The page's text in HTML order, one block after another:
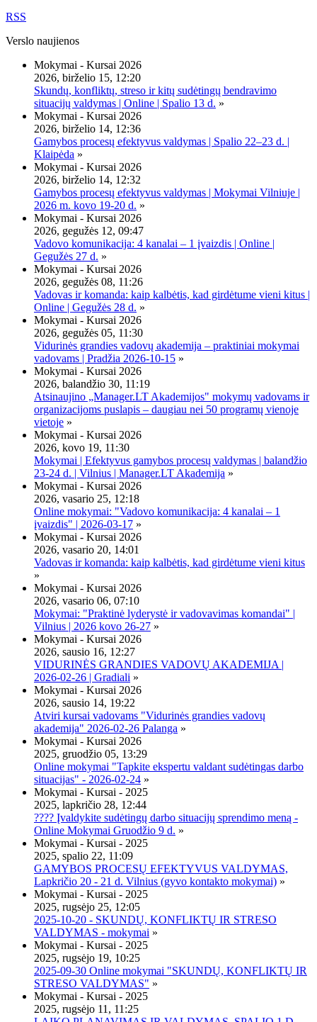
RSS
Verslo naujienos
Mokymai - Kursai 2026
2026, birželio 15, 12:20
Skundų, konfliktų, streso ir kitų sudėtingų bendravimo
situacijų valdymas | Online | Spalio 13 d. »
Mokymai - Kursai 2026
2026, birželio 14, 12:36
Gamybos procesų efektyvus valdymas | Spalio 22–23 d. |
Klaipėda »
Mokymai - Kursai 2026
2026, birželio 14, 12:32
Gamybos procesų efektyvus valdymas | Mokymai Vilniuje |
2026 m. kovo 19-20 d. »
Mokymai - Kursai 2026
2026, gegužės 12, 09:47
Vadovo komunikacija: 4 kanalai – 1 įvaizdis | Online |
Gegužės 27 d. »
Mokymai - Kursai 2026
2026, gegužės 08, 11:26
Vadovas ir komanda: kaip kalbėtis, kad girdėtume vieni kitus |
Online | Gegužės 28 d. »
Mokymai - Kursai 2026
2026, gegužės 05, 11:30
Vidurinės grandies vadovų akademija – praktiniai mokymai
vadovams | Pradžia 2026-10-15 »
Mokymai - Kursai 2026
2026, balandžio 30, 11:19
Atsinaujino „Manager.LT Akademijos" mokymų vadovams ir
organizacijoms puslapis – daugiau nei 50 programų vienoje
vietoje »
Mokymai - Kursai 2026
2026, kovo 19, 11:30
Mokymai | Efektyvus gamybos procesų valdymas | balandžio
23-24 d. | Vilnius | Manager.LT Akademija »
Mokymai - Kursai 2026
2026, vasario 25, 12:18
Online mokymai: "Vadovo komunikacija: 4 kanalai – 1
įvaizdis" | 2026-03-17 »
Mokymai - Kursai 2026
2026, vasario 20, 14:01
Vadovas ir komanda: kaip kalbėtis, kad girdėtume vieni kitus
»
Mokymai - Kursai 2026
2026, vasario 06, 07:10
Mokymai: "Praktinė lyderystė ir vadovavimas komandai" |
Vilnius | 2026 kovo 26-27 »
Mokymai - Kursai 2026
2026, sausio 16, 12:27
VIDURINĖS GRANDIES VADOVŲ AKADEMIJA |
2026-02-26 | Gradiali »
Mokymai - Kursai 2026
2026, sausio 14, 19:22
Atviri kursai vadovams "Vidurinės grandies vadovų
akademija" 2026-02-26 Palanga »
Mokymai - Kursai 2026
2025, gruodžio 05, 13:29
Online mokymai "Tapkite ekspertu valdant sudėtingas darbo
situacijas" - 2026-02-24 »
Mokymai - Kursai - 2025
2025, lapkričio 28, 12:44
???? Įvaldykite sudėtingų darbo situacijų sprendimo meną -
Online Mokymai Gruodžio 9 d. »
Mokymai - Kursai - 2025
2025, spalio 22, 11:09
GAMYBOS PROCESŲ EFEKTYVUS VALDYMAS,
Lapkričio 20 - 21 d. Vilnius (gyvo kontakto mokymai) »
Mokymai - Kursai - 2025
2025, rugsėjo 25, 12:05
2025-10-20 - SKUNDŲ, KONFLIKTŲ IR STRESO
VALDYMAS - mokymai »
Mokymai - Kursai - 2025
2025, rugsėjo 19, 10:25
2025-09-30 Online mokymai "SKUNDŲ, KONFLIKTŲ IR
STRESO VALDYMAS" »
Mokymai - Kursai - 2025
2025, rugsėjo 11, 11:25